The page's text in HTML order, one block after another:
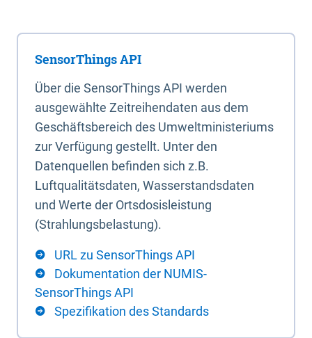
SensorThings API
Über die SensorThings API werden
ausgewählte Zeitreihendaten aus dem
Geschäftsbereich des Umweltministeriums
zur Verfügung gestellt. Unter den
Datenquellen befinden sich z.B.
Luftqualitätsdaten, Wasserstandsdaten
und Werte der Ortsdosisleistung
(Strahlungsbelastung).
URL zu SensorThings API
Dokumentation der NUMIS-
SensorThings API
Spezifikation des Standards